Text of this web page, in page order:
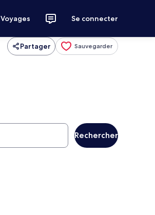
Voyages Se connecter
Partager Sauvegarder
Rechercher